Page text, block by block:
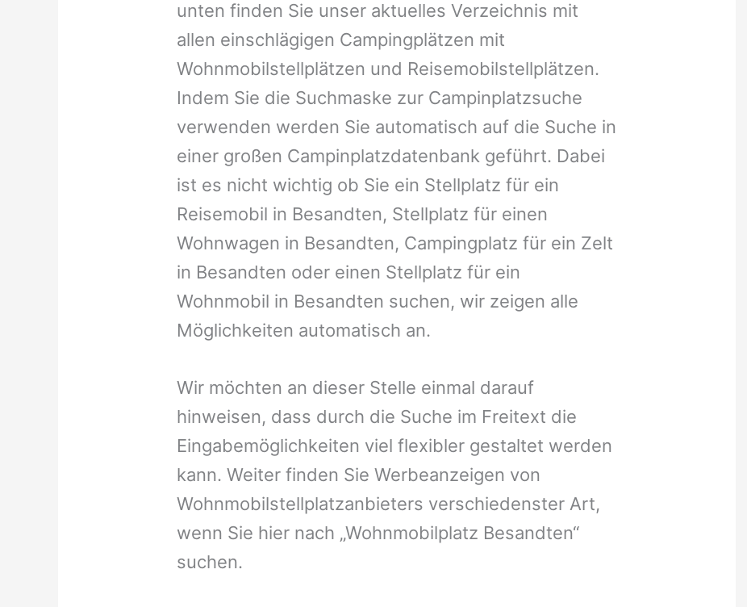
unten finden Sie unser aktuelles Verzeichnis mit
allen einschlägigen Campingplätzen mit
Wohnmobilstellplätzen und Reisemobilstellplätzen.
Indem Sie die Suchmaske zur Campinplatzsuche
verwenden werden Sie automatisch auf die Suche in
einer großen Campinplatzdatenbank geführt. Dabei
ist es nicht wichtig ob Sie ein Stellplatz für ein
Reisemobil in Besandten, Stellplatz für einen
Wohnwagen in Besandten, Campingplatz für ein Zelt
in Besandten oder einen Stellplatz für ein
Wohnmobil in Besandten suchen, wir zeigen alle
Möglichkeiten automatisch an.
Wir möchten an dieser Stelle einmal darauf
hinweisen, dass durch die Suche im Freitext die
Eingabemöglichkeiten viel flexibler gestaltet werden
kann. Weiter finden Sie Werbeanzeigen von
Wohnmobilstellplatzanbieters verschiedenster Art,
wenn Sie hier nach „Wohnmobilplatz Besandten“
suchen.